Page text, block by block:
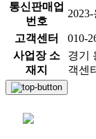
통신판매업
번호
고객센터
010-
사업장 소
재지
경기
객센